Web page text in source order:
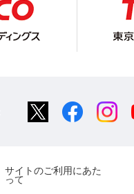
サイトのご利用にあた
って